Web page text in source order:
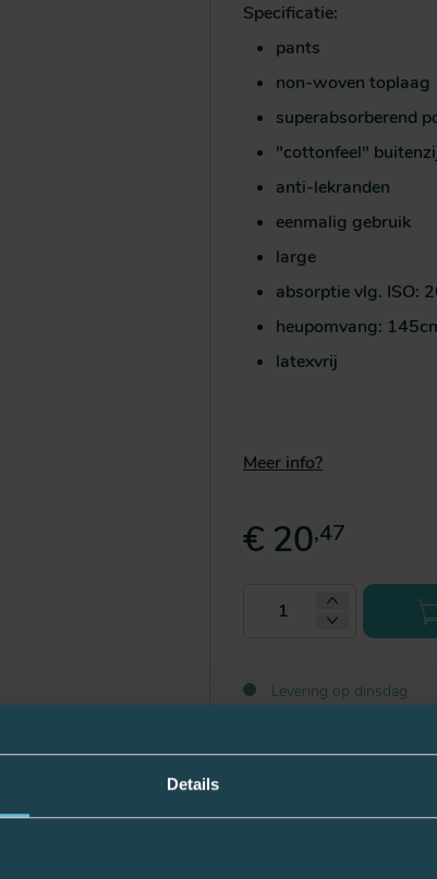
Details
Specificatie:
pants
non-woven toplaag
superabsorberend
"cottonfeel"
anti-lekranden
eenmalig gebruik
large
absorptie vlg. ISO:
heupomvang:
latexvrij
Meer info?
€ 20,47
Levering op dinsdag